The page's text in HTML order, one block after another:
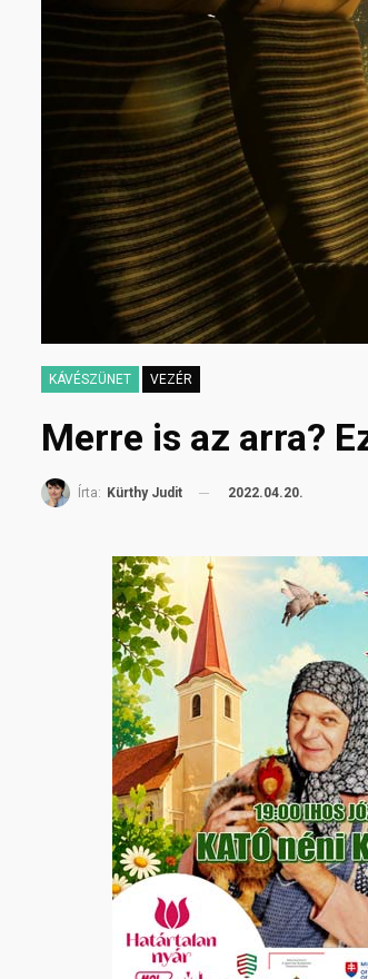
KÁVÉSZÜNET VEZÉR
Merre is az arra?
Írta: Kürthy Judit 2022.04.20.